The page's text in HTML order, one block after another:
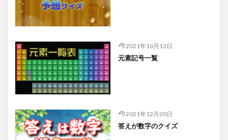
2021年10月13日
元素記号一覧
2021年12月20日
答えが数字のクイズ